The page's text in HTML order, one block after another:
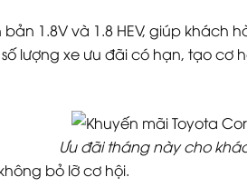
1.8V và 1.8 HEV, giúp
lượng xe ưu đãi có hạn, tạo cơ
Ưu đãi tháng này cho
bỏ lỡ cơ hội.